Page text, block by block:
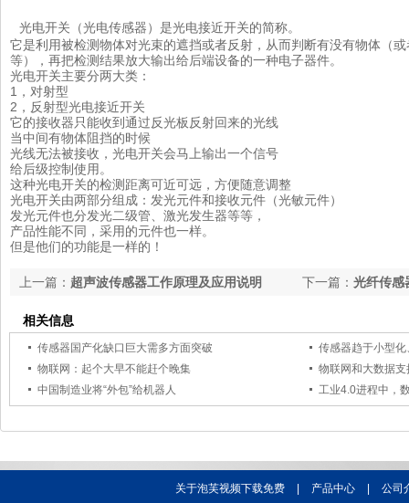
光电开关（光电传感器）是光电接近开关的简称。
它是利用被检测物体对光束的遮挡或者反射，从而判断有没有物体（
等），再把检测结果放大输出给后端设备的一种电子器件。
光电开关主要分两大类：
1，对射型
2，反射型光电接近开关
它的接收器只能收到通过反光板反射回来的光线
当中间有物体阻挡的时候
光线无法被接收，光电开关会马上输出一个信号
给后级控制使用。
这种光电开关的检测距离可近可远，方便随意调整
光电开关由两部分组成：发光元件和接收元件（光敏元件）
发光元件也分发光二级管、激光发生器等等，
产品性能不同，采用的元件也一样。
但是他们的功能是一样的！
下一篇： 光纤传感
上一篇： 超声波传感器工作原理及应用说明
相关信息
传感器国产化缺口巨大需多方面突破
传感器趋于小型
物联网：起个大早不能赶个晚集
物联网和大数据
中国制造业将“外包”给机器人
工业4.0进程中，
关于泡芙视频下载免费 产品中心 公司